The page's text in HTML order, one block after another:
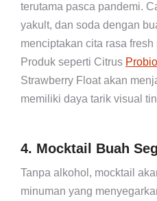
terutama pasca pandemi.
yakult, dan soda dengan
menciptakan cita rasa
Produk seperti Citrus
Strawberry Float akan
memiliki daya tarik visual
4. Mocktail Buah
Tanpa alkohol, mocktail
minuman yang